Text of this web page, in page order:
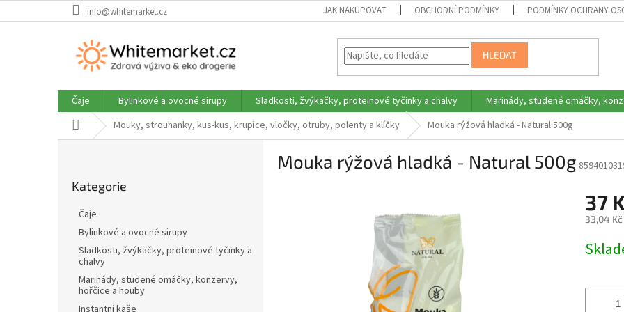
na
info@whitemarket.cz JAK NAKUPOVAT OBCHODNÍ PODMÍNKY PODMÍNKY OCHRANY
HLEDAT
Čaje Bylinkové a ovocné sirupy Sladkosti, žvýkačky, proteinové tyčinky a chalvy Marinády, studené omáčky,
Domů Mouky, strouhanky, kus-kus, krupice, vločky, otruby, polenty a klíčky Mouka rýžová hladká - Natural 500g
kategorie
Kategorie
Čaje
Bylinkové a ovocné sirupy
Sladkosti, žvýkačky, proteinové tyčinky a
chalvy
Marinády, studené omáčky, konzervy,
hořčice a houby
Instantní kaše
Mouka rýžová hladká - Natural 500g
37
33,04 Kč
cena: